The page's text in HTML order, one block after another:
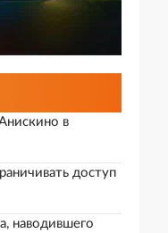
в
доступ
наводившего